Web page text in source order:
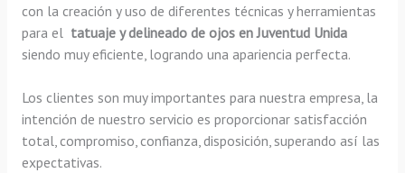
con la creación y uso de diferentes técnicas y herramientas
para el tatuaje y delineado de ojos en Juventud Unida
siendo muy eficiente, logrando una apariencia perfecta.
Los clientes son muy importantes para nuestra empresa, la
intención de nuestro servicio es proporcionar satisfacción
total, compromiso, confianza, disposición, superando así las
expectativas.